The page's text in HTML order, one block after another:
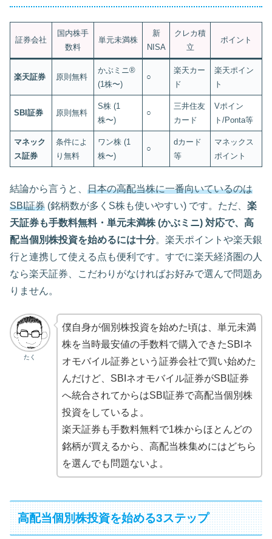
証券会社
国内株手
数料
単元未満株
新
NISA
クレカ積
立
ポイント
楽天証券 原則無料
かぶミニ®
(1株〜)
○
楽天カー
ド
楽天ポイン
ト
SBI証券 原則無料
S株 (1
株〜)
○
三井住友
カード
Vポイン
ト/Ponta等
マネック
ス証券
条件によ
り無料
ワン株 (1
株〜)
○
dカード
等
マネックス
ポイント
結論から言うと、 日本の高配当株に一番向いているのは
SBI証券 (銘柄数が多くS株も使いやすい) です。ただ、 楽
天証券も手数料無料・単元未満株 (かぶミニ) 対応で、高
配当個別株投資を始めるには十分。楽天ポイントや楽天銀
行と連携して使える点も便利です。すでに楽天経済圏の人
なら楽天証券、こだわりがなければお好みで選んで問題あ
りません。
たく
僕自身が個別株投資を始めた頃は、単元未満
株を当時最安値の手数料で購入できたSBIネ
オモバイル証券という証券会社で買い始めた
んだけど、SBIネオモバイル証券がSBI証券
へ統合されてからはSBI証券で高配当個別株
投資をしているよ。
楽天証券も手数料無料で1株からほとんどの
銘柄が買えるから、高配当株集めにはどちら
を選んでも問題ないよ。
高配当個別株投資を始める3ステップ